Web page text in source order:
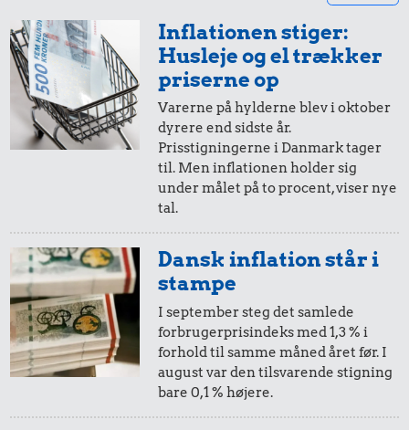
5,-
i 1972
= 40,-
10 øre
i 1972
= 0,80,-
i dag
0,40,-
Inflationen stiger:
Husleje og el trækker
priserne op
Varerne på hylderne blev i oktober
dyrere end sidste år.
Prisstigningerne i Danmark tager
til. Men inflationen holder sig
under målet på to procent, viser nye
tal.
Dansk inflation står i
stampe
I september steg det samlede
forbrugerprisindeks med 1,3 % i
forhold til samme måned året før. I
august var den tilsvarende stigning
bare 0,1 % højere.